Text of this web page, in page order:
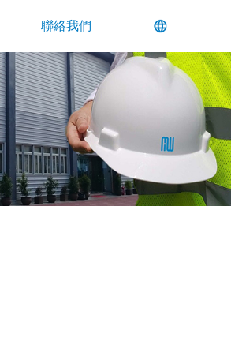
聯絡我們